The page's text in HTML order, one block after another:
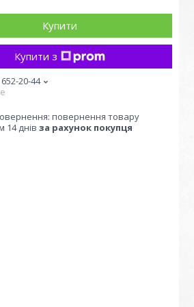
Купити
Купити з
20-44
повернення товару
14 днів за рахунок покупця